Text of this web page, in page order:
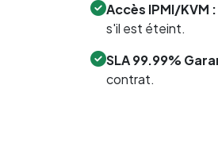
Accès IPMI/KVM :
s'il est éteint.
SLA 99.99%
contrat.